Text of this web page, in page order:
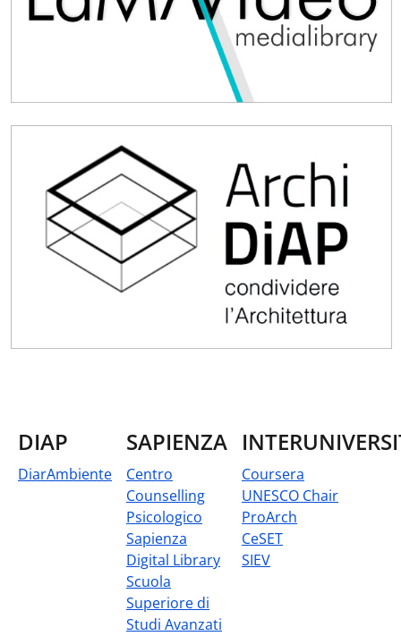
DIAP
DiarAmbiente
SAPIENZA
Centro
Counselling
Psicologico
Sapienza
Digital Library
Scuola
Superiore di
Studi Avanzati
Coursera
UNESCO Chair
ProArch
CeSET
SIEV